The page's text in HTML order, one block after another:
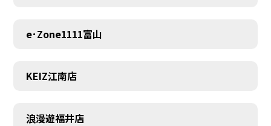
e･Zone1111富山
KEIZ江南店
浪漫遊福井店